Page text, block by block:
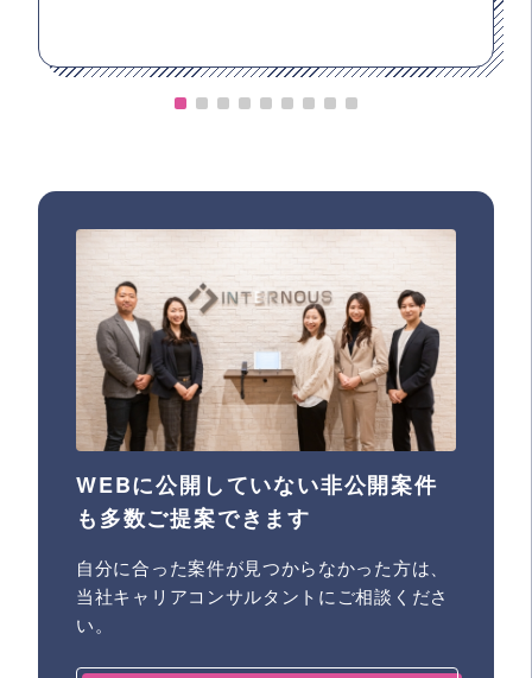
WEBに公開していない非公開案件
も多数ご提案できます
自分に合った案件が見つからなかった方は、
当社キャリアコンサルタントにご相談くださ
い。